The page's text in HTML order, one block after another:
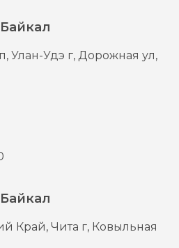
Улан-Удэ г,Дорожная ул,
Край, Чита г, Ковыльная